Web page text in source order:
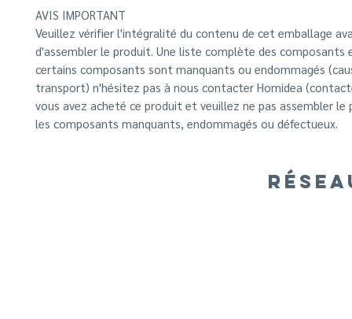
AVIS IMPORTANT
Veuillez vérifier l'intégralité du contenu de cet emballage
d'assembler le produit. Une liste complète des composants
certains composants sont manquants ou endommagés
transport) n'hésitez pas à nous contacter Homidea
vous avez acheté ce produit et veuillez ne pas assembler le
les composants manquants, endommagés ou défectueux.